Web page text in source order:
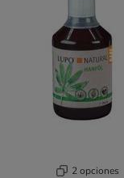
2 opciones